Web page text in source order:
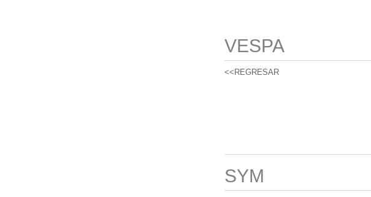
VESPA
<<REGRESAR
SYM